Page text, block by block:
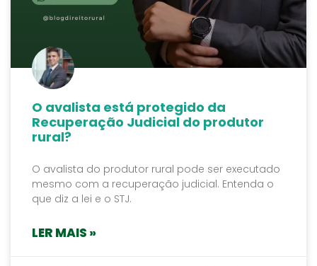
O avalista está protegido da
Recuperação Judicial do produtor
rural?
O avalista do produtor rural pode ser executado
mesmo com a recuperação judicial. Entenda o
que diz a lei e o STJ.
LER MAIS »